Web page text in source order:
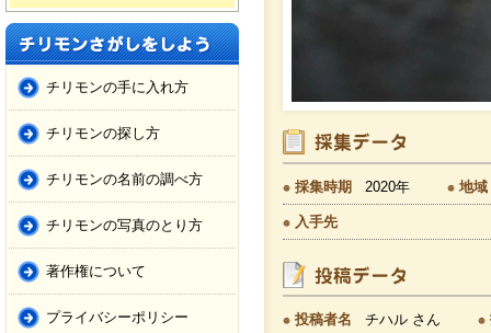
チリモンの手に入れ方
チリモンの探し方
チリモンの名前の調べ方
チリモンの写真のとり方
著作権について
プライバシーポリシー
採集時期 2020年 地域
入手先
投稿者名 チハル さん